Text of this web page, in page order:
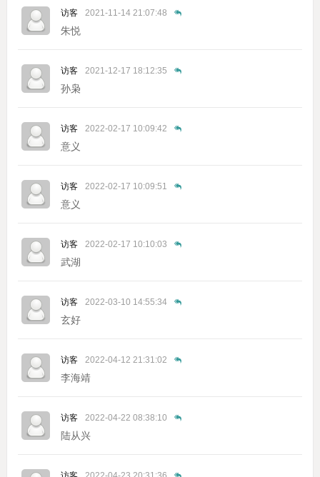
访客 2021-11-14 21:07:48
朱悦
访客 2021-12-17 18:12:35
孙枭
访客 2022-02-17 10:09:42
意义
访客 2022-02-17 10:09:51
意义
访客 2022-02-17 10:10:03
武湖
访客 2022-03-10 14:55:34
玄好
访客 2022-04-12 21:31:02
李海靖
访客 2022-04-22 08:38:10
陆从兴